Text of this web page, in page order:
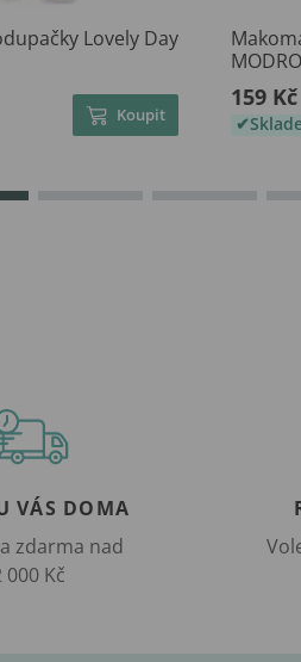
Lovely Day
Koupit
159 Kč
VÁS DOMA
zdarma nad
000 Kč